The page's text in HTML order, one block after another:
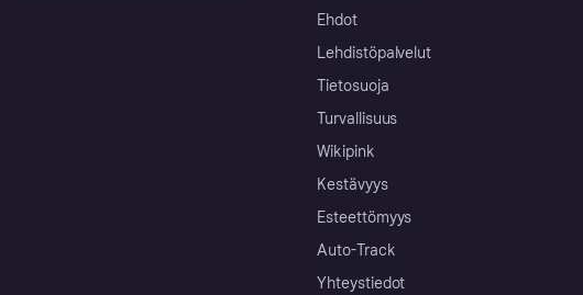
Ehdot
Lehdistöpalvelut
Tietosuoja
Turvallisuus
Wikipink
Kestävyys
Esteettömyys
Auto-Track
Yhteystiedot